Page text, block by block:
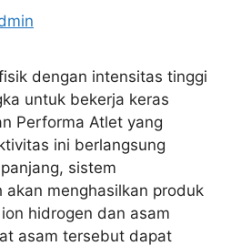
dengan intensitas tinggi
untuk bekerja keras
Performa Atlet yang
ini berlangsung
sistem
menghasilkan produk
hidrogen dan asam
asam tersebut dapat